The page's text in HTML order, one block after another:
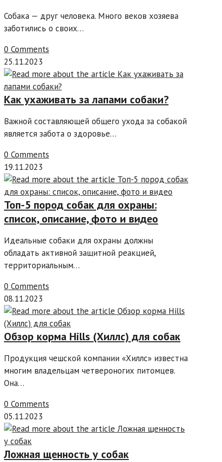
Собака — друг человека. Много веков хозяева
заботились о своих…
0 Comments
25.11.2023
Как ухаживать за лапами собаки?
Важной составляющей общего ухода за собакой
является забота о здоровье…
0 Comments
19.11.2023
Топ-5 пород собак для охраны:
список, описание, фото и видео
Идеальные собаки для охраны должны
обладать активной защитной реакцией,
территориальным…
0 Comments
08.11.2023
Обзор корма Hills (Хиллс) для собак
Продукция чешской компании «Хиллс» известна
многим владельцам четвероногих питомцев.
Она…
0 Comments
05.11.2023
Ложная щенность у собак